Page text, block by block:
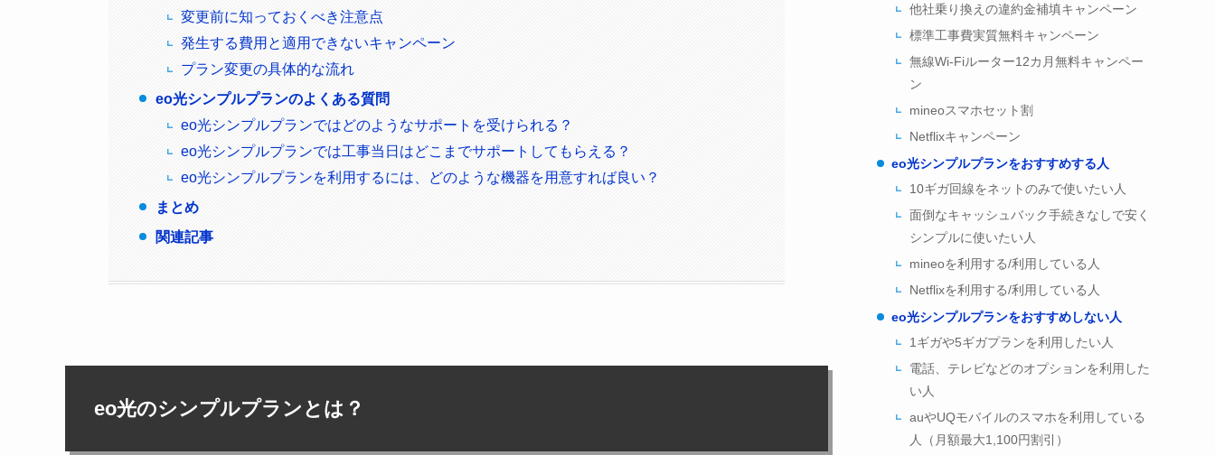
変更前に知っておくべき注意点
発生する費用と適用できないキャンペーン
プラン変更の具体的な流れ
eo光シンプルプランのよくある質問
eo光シンプルプランではどのようなサポートを受けられる？
eo光シンプルプランでは工事当日はどこまでサポートしてもらえる？
eo光シンプルプランを利用するには、どのような機器を用意すれば良い？
まとめ
関連記事
eo光のシンプルプランとは？
他社乗り換えの違約金補填キャンペーン
標準工事費実質無料キャンペーン
無線Wi-Fiルーター12カ月無料キャンペー
ン
mineoスマホセット割
Netflixキャンペーン
eo光シンプルプランをおすすめする人
10ギガ回線をネットのみで使いたい人
面倒なキャッシュバック手続きなしで安く
シンプルに使いたい人
mineoを利用する/利用している人
Netflixを利用する/利用している人
eo光シンプルプランをおすすめしない人
1ギガや5ギガプランを利用したい人
電話、テレビなどのオプションを利用した
い人
auやUQモバイルのスマホを利用している
人（月額最大1,100円割引）